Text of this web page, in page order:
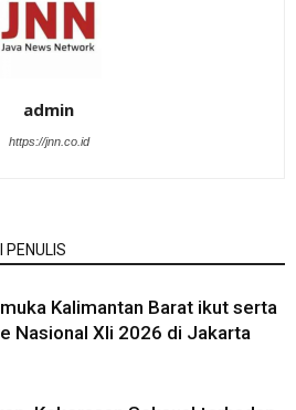
admin
https://jnn.co.id
PENULIS
Kalimantan Barat ikut serta
Nasional XIi 2026 di Jakarta